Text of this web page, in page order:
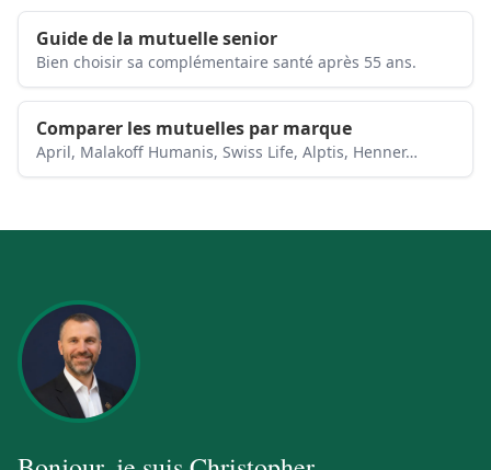
Guide de la mutuelle senior
Bien choisir sa complémentaire santé après 55 ans.
Comparer les mutuelles par marque
April, Malakoff Humanis, Swiss Life, Alptis, Henner…